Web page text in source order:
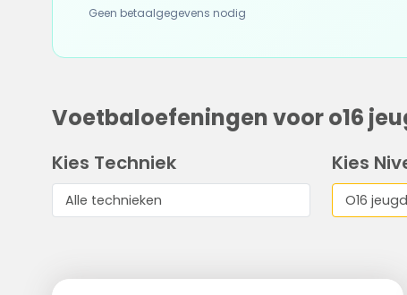
Geen betaalgegevens nodig
Voetbaloefeningen voor o16
Kies Techniek Kies